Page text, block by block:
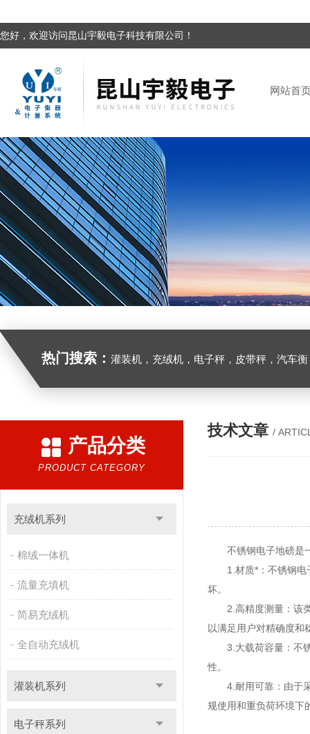
您好，欢迎访问昆山宇毅电子科技有限公司！
网站首
热门搜索： 灌装机，充绒机，电子秤，皮带秤，汽车
产品分类
PRODUCT CATEGORY
充绒机系列
棉绒一体机
流量充填机
简易充绒机
全自动充绒机
灌装机系列
电子秤系列
技术文章 /
不锈钢电子地磅是一
1.材质*：不锈钢电子
坏。
2.高精度测量：该类
以满足用户对精确度和
3.大载荷容量：不锈
性。
4.耐用可靠：由于采
规使用和重负荷环境下